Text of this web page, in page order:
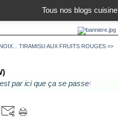
Tous nos blogs cuisine
TIRAMISU AUX FRUITS ROUGES >>
par ici que ça se passe!